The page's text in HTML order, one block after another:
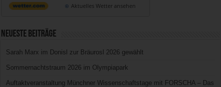
Aktuelles Wetter ansehen
Neueste Beiträge
Sarah Marx im Donisl zur Bräurosl 2026 gewählt
Sommernachtstraum 2026 im Olympiapark
Auftaktveranstaltung Münchner Wissenschaftstage mit FORSCHA – Das